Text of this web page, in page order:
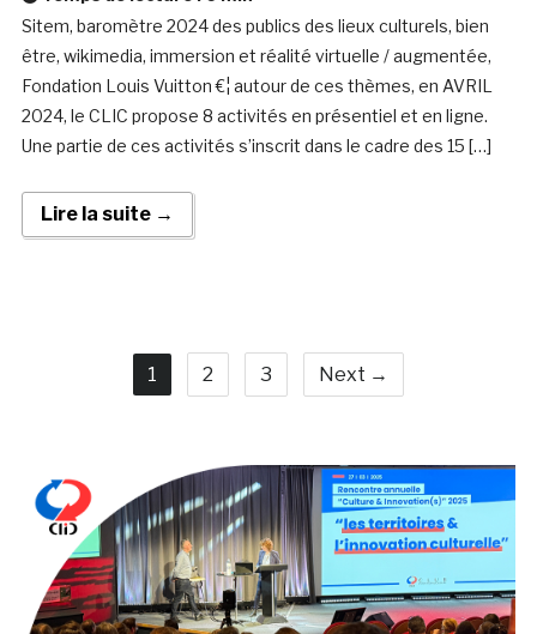
Sitem, baromètre 2024 des publics des lieux culturels, bien
être, wikimedia, immersion et réalité virtuelle / augmentée,
Fondation Louis Vuitton €¦ autour de ces thèmes, en AVRIL
2024, le CLIC propose 8 activités en présentiel et en ligne.
Une partie de ces activités s’inscrit dans le cadre des 15 […]
Lire la suite →
1 2 3 Next →